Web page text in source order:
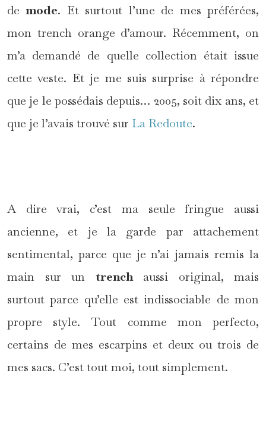
demode. Et surtout l’une de mes préférées,
mon trench orange d’amour. Récemment, on
m’a demandé de quelle collection était issue
cette veste. Et je me suis surprise à répondre
que je le possédais depuis… 2005, soit dix ans, et
que je l’avais trouvé sur La Redoute.
A dire vrai, c’est ma seule fringue aussi
ancienne, et je la garde par attachement
sentimental, parce que je n’ai jamais remis la
main sur un trenchaussi original, mais
surtout parce qu’elle est indissociable de mon
propre style. Tout comme mon perfecto,
certains de mes escarpins et deux ou trois de
mes sacs. C’est tout moi, tout simplement.